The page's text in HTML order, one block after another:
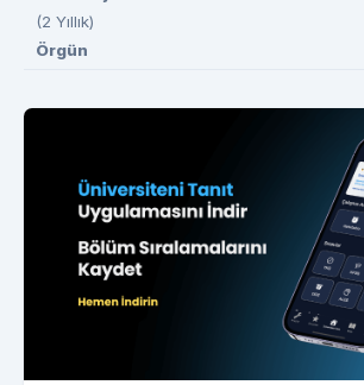
(2 Yıllık)
Örgün